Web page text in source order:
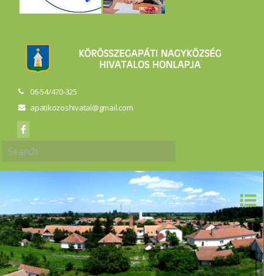
06-54/470-325
apatikozoshivatal@gmail.com